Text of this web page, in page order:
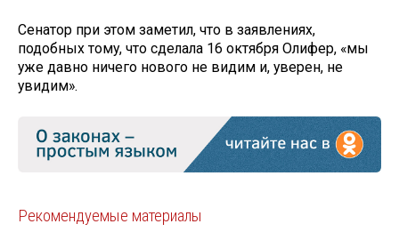
Сенатор при этом заметил, что в заявлениях,
подобных тому, что сделала 16 октября Олифер, «мы
уже давно ничего нового не видим и, уверен, не
увидим».
Рекомендуемые материалы